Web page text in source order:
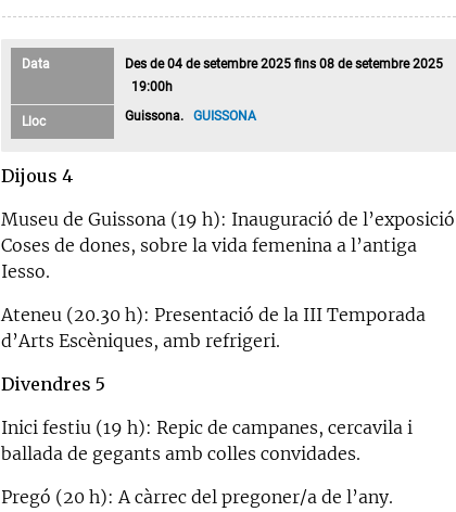
Data
Des de 04 de setembre 2025 fins 08 de setembre 2025
19:00h
Lloc Guissona. GUISSONA
Dijous 4
Museu de Guissona (19 h): Inauguració de l’exposició
Coses de dones, sobre la vida femenina a l’antiga
Iesso.
Ateneu (20.30 h): Presentació de la III Temporada
d’Arts Escèniques, amb refrigeri.
Divendres 5
Inici festiu (19 h): Repic de campanes, cercavila i
ballada de gegants amb colles convidades.
Pregó (20 h): A càrrec del pregoner/a de l’any.